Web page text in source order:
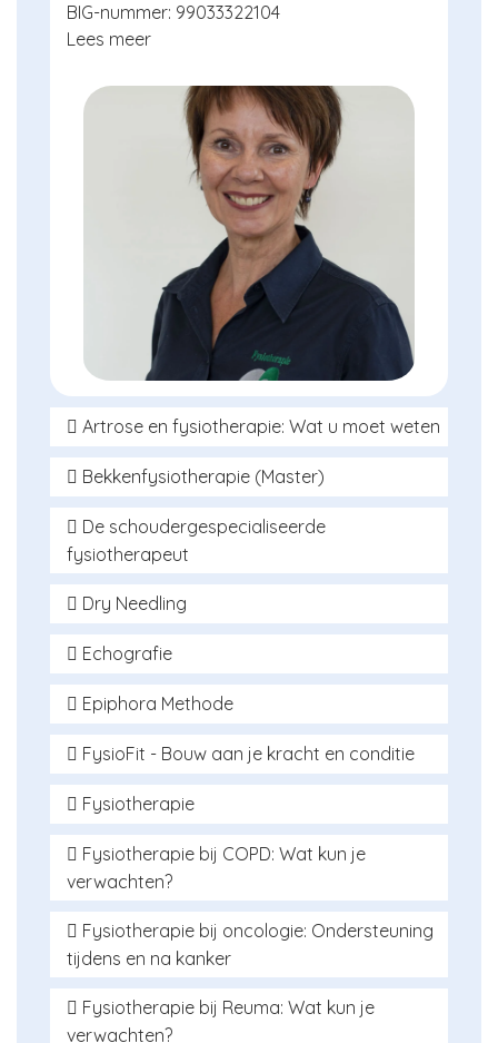
Artrose en fysiotherapie: Wat u moet weten
Onze specialist:
Jos ten Voorde
BIG-nummer: 49035380604
Lees meer
Bekkenfysiotherapie (Master)
Onze specialist:
Lucienne Naber-Brummelhuis
BIG-nummer: 99033322104
Lees meer
De schoudergespecialiseerde
fysiotherapeut
Onze specialist:
Jos ten Voorde
BIG-nummer: 49035380604
Lees meer
Dry Needling
Onze specialist:
Dick Vrijman
BIG-nummer: 49041160704
Lees meer
Echografie
Onze specialist:
Dick Vrijman
BIG-nummer: 49041160704
Lees meer
Epiphora Methode
Onze specialist:
Lian Lohuis
BIG-nummer: 09034374204
Lees meer
FysioFit - Bouw aan je kracht en conditie
Onze specialist:
Chimene van den Berg
BIG-nummer: 49936203904
Lees meer
Fysiotherapie
Onze specialist:
Lian Lohuis
BIG-nummer: 09034374204
Lees meer
Fysiotherapie bij COPD: Wat kun je
verwachten?
Onze specialist:
Chimene van den Berg
BIG-nummer: 49936203904
Lees meer
Fysiotherapie bij oncologie: Ondersteuning
tijdens en na kanker
Onze specialist:
Marloes ten Voorde-Boelens
Fysiotherapie bij Reuma: Wat kun je
verwachten?
BIG-nummer: 99033322104
Lees meer